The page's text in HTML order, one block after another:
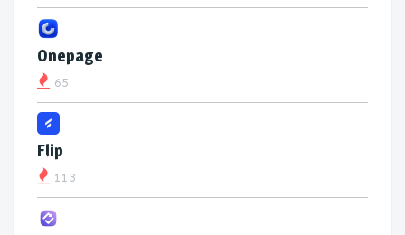
Onepage
65
Flip
113